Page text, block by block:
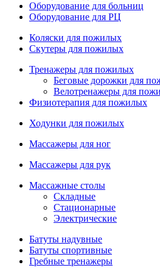
Оборудование для больниц
Оборудование для РЦ
Коляски для пожилых
Скутеры для пожилых
Тренажеры для пожилых
Беговые дорожки для
Велотренажеры для
Физиотерапия для пожилых
Ходунки для пожилых
Массажеры для ног
Массажеры для рук
Массажные столы
Складные
Стационарные
Электрические
Батуты надувные
Батуты спортивные
Гребные тренажеры